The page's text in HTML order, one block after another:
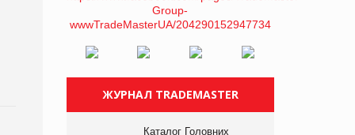
ЖУРНАЛ TRADEMASTER
Каталог Головних